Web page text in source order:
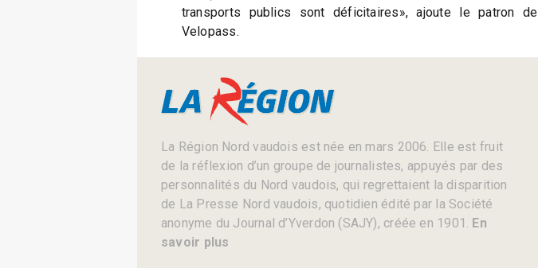
transports publics sont déficitaires», ajoute le patron de
Velopass.
La Région Nord vaudois est née en mars 2006. Elle est fruit
de la réflexion d’un groupe de journalistes, appuyés par des
personnalités du Nord vaudois, qui regrettaient la disparition
de La Presse Nord vaudois, quotidien édité par la Société
anonyme du Journal d’Yverdon (SAJY), créée en 1901. En
savoir plus